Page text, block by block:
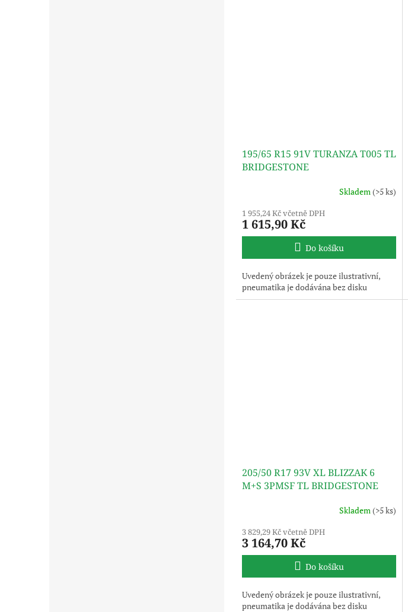
195/65 R15 91V TURANZA T005 TL
BRIDGESTONE
Skladem(>5 ks)
1 955,24 Kč včetně DPH
1 615,90 Kč
Do košíku
Uvedený obrázek je pouze ilustrativní,
pneumatika je dodávána bez disku
205/50 R17 93V XL BLIZZAK 6
M+S 3PMSF TL BRIDGESTONE
Skladem(>5 ks)
3 829,29 Kč včetně DPH
3 164,70 Kč
Do košíku
Uvedený obrázek je pouze ilustrativní,
pneumatika je dodávána bez disku